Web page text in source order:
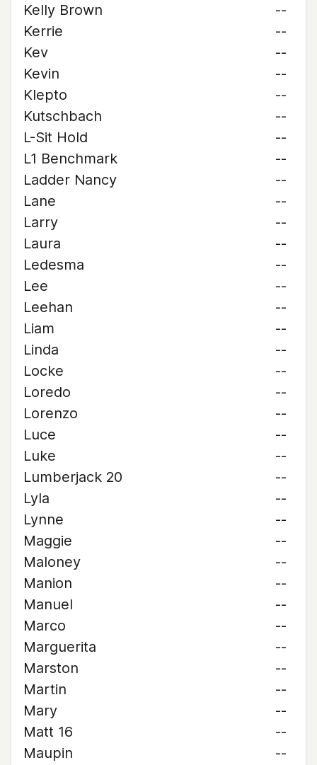
Kelly Brown
--
Kerrie
--
Kev
--
Kevin
--
Klepto
--
Kutschbach
--
L-Sit Hold
--
L1 Benchmark
--
Ladder Nancy
--
Lane
--
Larry
--
Laura
--
Ledesma
--
Lee
--
Leehan
--
Liam
--
Linda
--
Locke
--
Loredo
--
Lorenzo
--
Luce
--
Luke
--
Lumberjack 20
--
Lyla
--
Lynne
--
Maggie
--
Maloney
--
Manion
--
Manuel
--
Marco
--
Marguerita
--
Marston
--
Martin
--
Mary
--
Matt 16
--
Maupin
--